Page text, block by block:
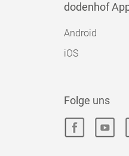
dodenhof
Android
iOS
Folge uns